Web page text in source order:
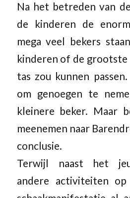
Na het betreden van
de kinderen de
mega veel bekers
kinderen of de grootste
tas zou kunnen
om genoegen te
kleinere beker. Maar
meenemen naar
conclusie.
Terwijl naast het
andere activiteiten